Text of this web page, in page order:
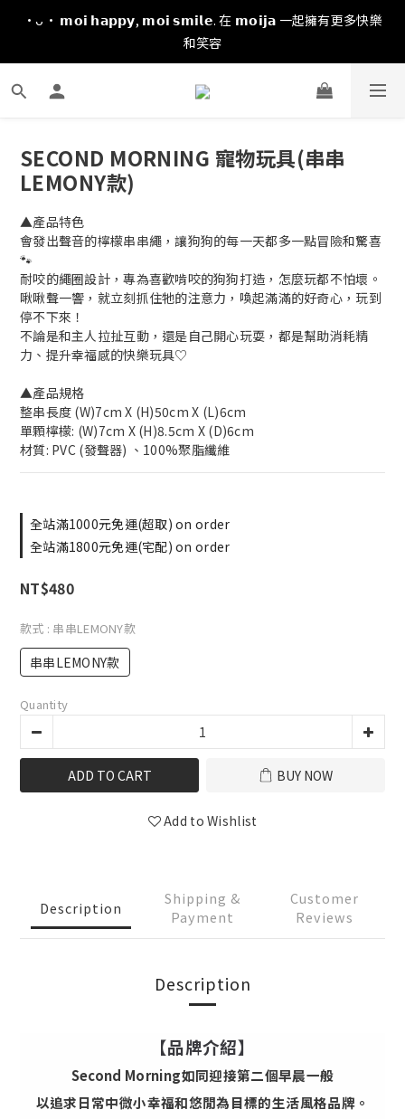
·ᴗ· 𝗺𝗼𝗶 𝗵𝗮𝗽𝗽𝘆, 𝗺𝗼𝗶 𝘀𝗺𝗶𝗹𝗲. 在 𝗺𝗼𝗶𝗷𝗮 一起擁有更多快樂
和笑容
SECOND MORNING 寵物玩具(串串
LEMONY款)
▲產品特色
會發出聲音的檸檬串串繩，讓狗狗的每一天都多一點冒險和驚喜
🐾
耐咬的繩圈設計，專為喜歡啃咬的狗狗打造，怎麼玩都不怕壞。
啾啾聲一響，就立刻抓住牠的注意力，喚起滿滿的好奇心，玩到
停不下來！
不論是和主人拉扯互動，還是自己開心玩耍，都是幫助消耗精
力、提升幸福感的快樂玩具♡
▲產品規格
整串長度 (W)7cm X (H)50cm X (L)6cm
單顆檸檬: (W)7cm X (H)8.5cm X (D)6cm
材質: PVC (發聲器) 、100%聚脂纖維
全站滿1000元免運(超取) on order
全站滿1800元免運(宅配) on order
NT$480
款式 : 串串LEMONY款
串串LEMONY款
Quantity
ADD TO CART BUY NOW
Add to Wishlist
Description
Shipping &
Payment
Customer
Reviews
Description
【品牌介紹】
Second Morning如同迎接第二個早晨一般
以追求日常中微小幸福和悠閒為目標的生活風格品牌。